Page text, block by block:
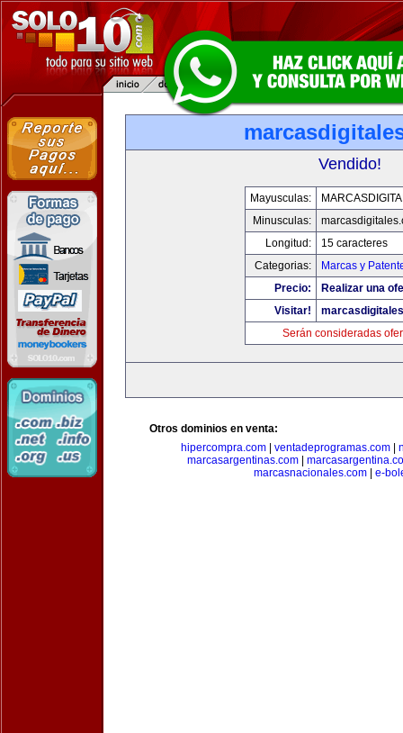
Vendido!
Mayusculas:
Minusculas:
Longitud:
15 caracteres
Categorias:
Marcas y
Precio:
Realizar una
Visitar!
Serán consideradas
Otros dominios en venta:
hipercompra.com
ventadeprogramas.com
marcasargentinas.com
marcasnacionales.com| e-